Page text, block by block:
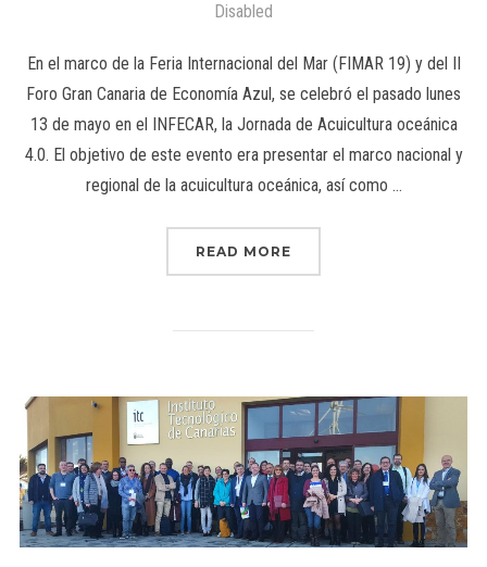
Disabled
En el marco de la Feria Internacional del Mar (FIMAR 19) y del II
Foro Gran Canaria de Economía Azul, se celebró el pasado lunes
13 de mayo en el INFECAR, la Jornada de Acuicultura oceánica
4.0. El objetivo de este evento era presentar el marco nacional y
regional de la acuicultura oceánica, así como …
READ MORE